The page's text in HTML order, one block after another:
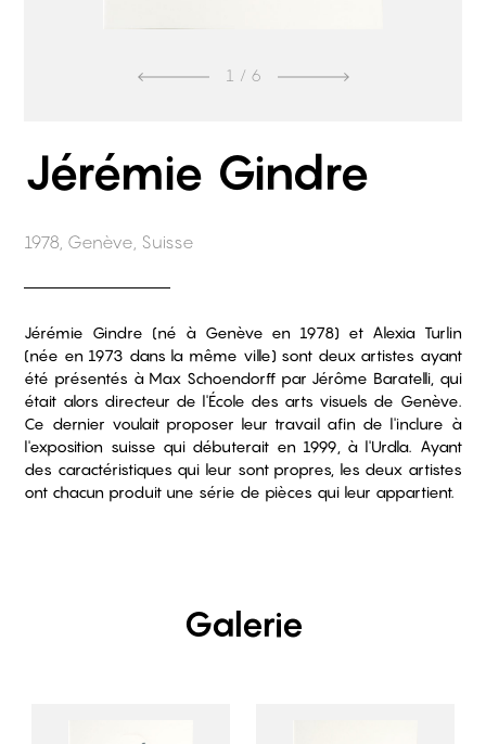
1 / 6
Jérémie Gindre
1978, Genève, Suisse
Jérémie Gindre (né à Genève en 1978) et Alexia Turlin
(née en 1973 dans la même ville) sont deux artistes ayant
été présentés à Max Schoendorff par Jérôme Baratelli, qui
était alors directeur de l'École des arts visuels de Genève.
Ce dernier voulait proposer leur travail afin de l'inclure à
l'exposition suisse qui débuterait en 1999, à l'Urdla. Ayant
des caractéristiques qui leur sont propres, les deux artistes
ont chacun produit une série de pièces qui leur appartient.
Galerie